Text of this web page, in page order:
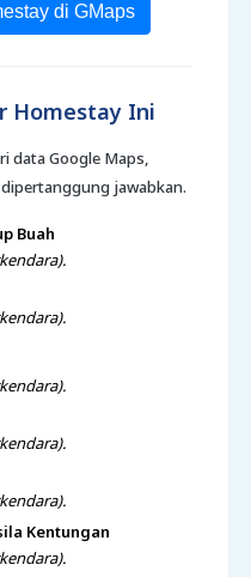
di GMaps
Homestay Ini
data Google Maps,
jawabkan.
Buah
Kentungan